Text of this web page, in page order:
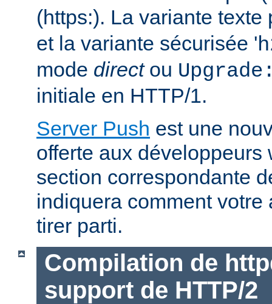
(https:). La variante texte
et la variante sécurisée '
mode directou
initiale en HTTP/1.
Server Push est une
offerte aux développeurs
section correspondante
indiquera comment
tirer parti.
Compilation de
support de HTTP/2